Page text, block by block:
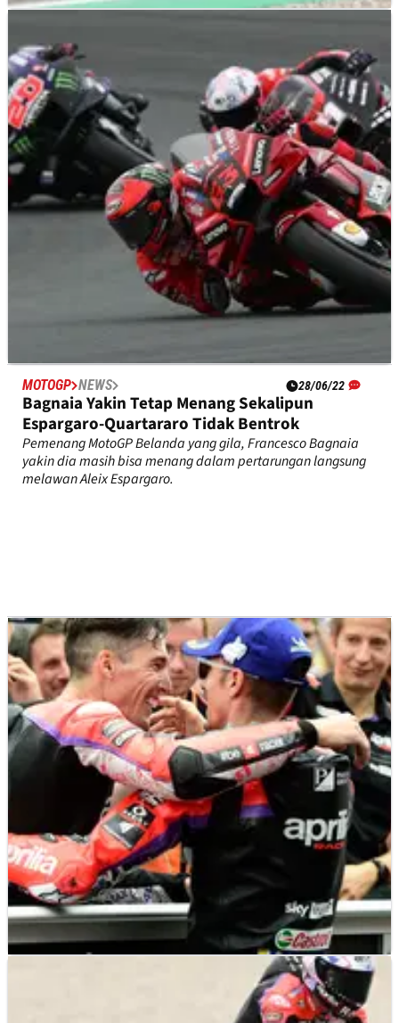
Kritik Steward, Miller Sebut Penalti Assen
'Keputusan Salah'
Jack Miller meyakini bahwa long lap penalty&nbsp;yang dia
terima untuk MotoGP Belanda hari Minggu adalah keputusan
'salah' Stewards.
MOTOGP NEWS 28/06/22
Bagnaia Yakin Tetap Menang Sekalipun
Espargaro-Quartararo Tidak Bentrok
Pemenang MotoGP Belanda yang gila, Francesco Bagnaia
yakin dia masih bisa menang dalam pertarungan langsung
melawan Aleix Espargaro.
28/06/22
Rating Pembalap dari MotoGP Belanda di